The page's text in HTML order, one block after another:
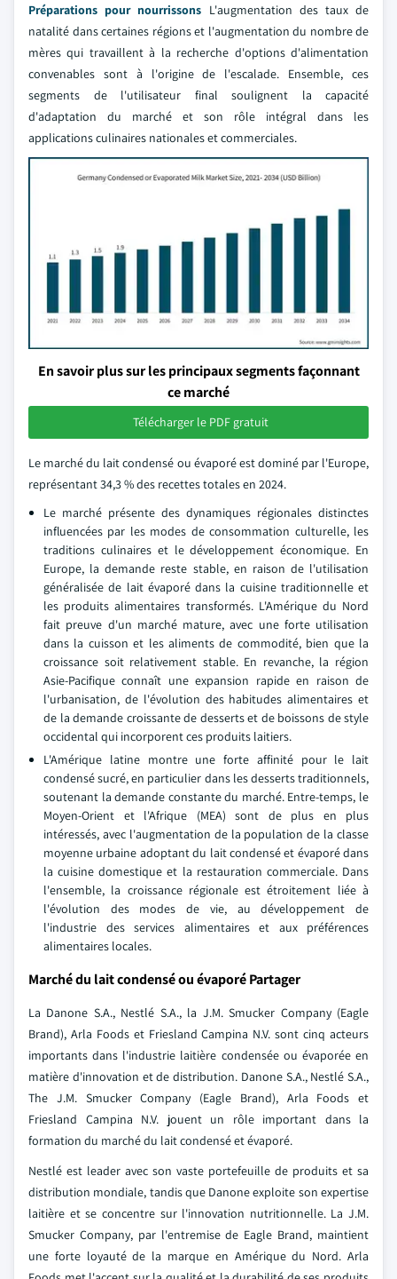
Préparations pour nourrissons L'augmentation des taux de
natalité dans certaines régions et l'augmentation du nombre de
mères qui travaillent à la recherche d'options d'alimentation
convenables sont à l'origine de l'escalade. Ensemble, ces
segments de l'utilisateur final soulignent la capacité
d'adaptation du marché et son rôle intégral dans les
applications culinaires nationales et commerciales.
En savoir plus sur les principaux segments façonnant
ce marché
Télécharger le PDF gratuit
Le marché du lait condensé ou évaporé est dominé par l'Europe,
représentant 34,3 % des recettes totales en 2024.
Le marché présente des dynamiques régionales distinctes
influencées par les modes de consommation culturelle, les
traditions culinaires et le développement économique. En
Europe, la demande reste stable, en raison de l'utilisation
généralisée de lait évaporé dans la cuisine traditionnelle et
les produits alimentaires transformés. L'Amérique du Nord
fait preuve d'un marché mature, avec une forte utilisation
dans la cuisson et les aliments de commodité, bien que la
croissance soit relativement stable. En revanche, la région
Asie-Pacifique connaît une expansion rapide en raison de
l'urbanisation, de l'évolution des habitudes alimentaires et
de la demande croissante de desserts et de boissons de style
occidental qui incorporent ces produits laitiers.
L'Amérique latine montre une forte affinité pour le lait
condensé sucré, en particulier dans les desserts traditionnels,
soutenant la demande constante du marché. Entre-temps, le
Moyen-Orient et l'Afrique (MEA) sont de plus en plus
intéressés, avec l'augmentation de la population de la classe
moyenne urbaine adoptant du lait condensé et évaporé dans
la cuisine domestique et la restauration commerciale. Dans
l'ensemble, la croissance régionale est étroitement liée à
l'évolution des modes de vie, au développement de
l'industrie des services alimentaires et aux préférences
alimentaires locales.
Marché du lait condensé ou évaporé Partager
La Danone S.A., Nestlé S.A., la J.M. Smucker Company (Eagle
Brand), Arla Foods et Friesland Campina N.V. sont cinq acteurs
importants dans l'industrie laitière condensée ou évaporée en
matière d'innovation et de distribution. Danone S.A., Nestlé S.A.,
The J.M. Smucker Company (Eagle Brand), Arla Foods et
Friesland Campina N.V. jouent un rôle important dans la
formation du marché du lait condensé et évaporé.
Nestlé est leader avec son vaste portefeuille de produits et sa
distribution mondiale, tandis que Danone exploite son expertise
laitière et se concentre sur l'innovation nutritionnelle. La J.M.
Smucker Company, par l'entremise de Eagle Brand, maintient
une forte loyauté de la marque en Amérique du Nord. Arla